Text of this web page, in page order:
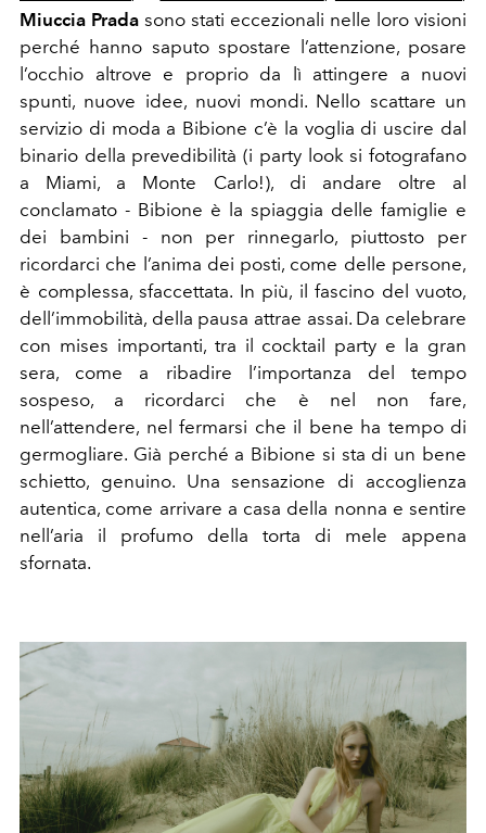
Miuccia Prada sono stati eccezionali nelle loro visioni
perché hanno saputo spostare l’attenzione, posare
l’occhio altrove e proprio da lì attingere a nuovi
spunti, nuove idee, nuovi mondi. Nello scattare un
servizio di moda a Bibione c’è la voglia di uscire dal
binario della prevedibilità (i party look si fotografano
a Miami, a Monte Carlo!), di andare oltre al
conclamato - Bibione è la spiaggia delle famiglie e
dei bambini - non per rinnegarlo, piuttosto per
ricordarci che l’anima dei posti, come delle persone,
è complessa, sfaccettata. In più, il fascino del vuoto,
dell’immobilità, della pausa attrae assai. Da celebrare
con mises importanti, tra il cocktail party e la gran
sera, come a ribadire l’importanza del tempo
sospeso, a ricordarci che è nel non fare,
nell’attendere, nel fermarsi che il bene ha tempo di
germogliare. Già perché a Bibione si sta di un bene
schietto, genuino. Una sensazione di accoglienza
autentica, come arrivare a casa della nonna e sentire
nell’aria il profumo della torta di mele appena
sfornata.